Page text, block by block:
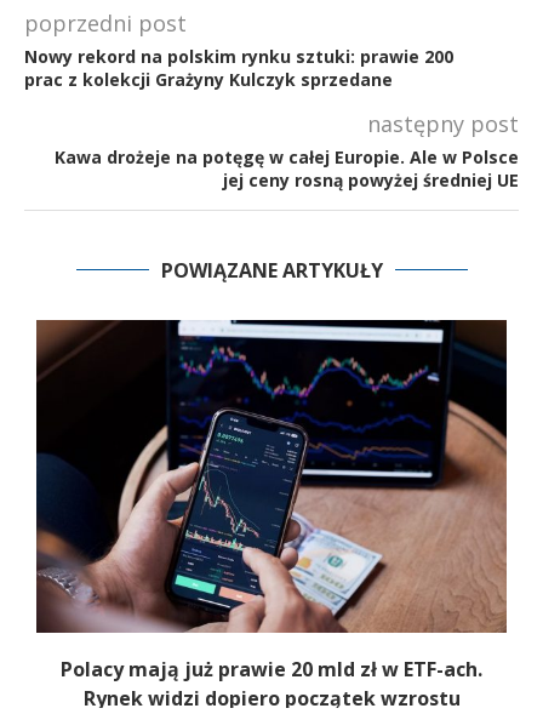
poprzedni post
Nowy rekord na polskim rynku sztuki: prawie 200
prac z kolekcji Grażyny Kulczyk sprzedane
następny post
Kawa drożeje na potęgę w całej Europie. Ale w Polsce
jej ceny rosną powyżej średniej UE
POWIĄZANE ARTYKUŁY
Polacy mają już prawie 20 mld zł w ETF-ach.
Rynek widzi dopiero początek wzrostu